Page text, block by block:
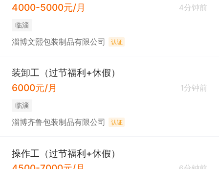
4000-5000元/月
4分钟前
临淄
淄博文熙包装制品有限公司 认证
装卸工（过节福利+休假）
6000元/月
1分钟前
临淄
淄博齐鲁包装制品有限公司 认证
操作工（过节福利+休假）